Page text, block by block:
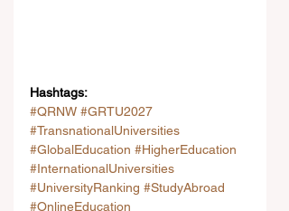
Hashtags:
#QRNW #GRTU2027
#TransnationalUniversities
#GlobalEducation #HigherEducation
#InternationalUniversities
#UniversityRanking #StudyAbroad
#OnlineEducation